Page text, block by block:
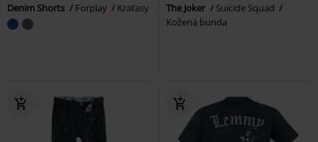
Denim Shorts Forplay Kraťasy The Joker
Suicide Squad
Kožená bunda